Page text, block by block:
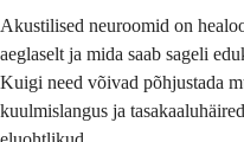
Akustilised neuroomid on
aeglaselt ja mida saab sageli
Kuigi need võivad põhjustada
kuulmislangus ja